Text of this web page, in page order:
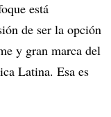
está
de ser la opción
y gran marca del
Latina. Esa es